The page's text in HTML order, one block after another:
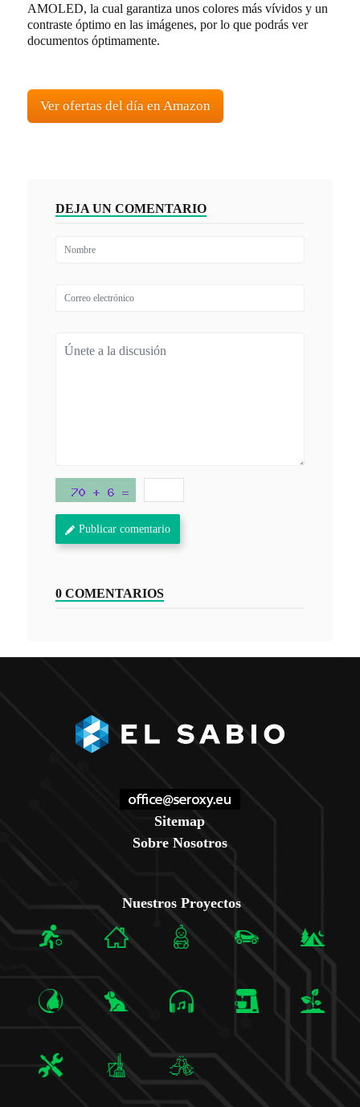
AMOLED, la cual garantiza unos colores más vívidos y un
contraste óptimo en las imágenes, por lo que podrás ver
documentos óptimamente.
Ver ofertas del día en Amazon
DEJA UN COMENTARIO
Publicar comentario
0 COMENTARIOS
Sitemap
Sobre Nosotros
Nuestros Proyectos